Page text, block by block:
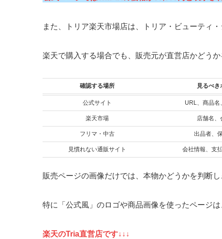
また、トリア楽天市場店は、トリア・ビューティ
楽天で購入する場合でも、販売元が直営店かどうか
確認する場所 見るべき
公式サイト URL、商品名
楽天市場 店舗名、
フリマ・中古 出品者、
見慣れない通販サイト 会社情報、支
販売ページの画像だけでは、本物かどうかを判断し
特に「公式風」のロゴや商品画像を使ったページ
楽天のTria直営店です↓↓↓